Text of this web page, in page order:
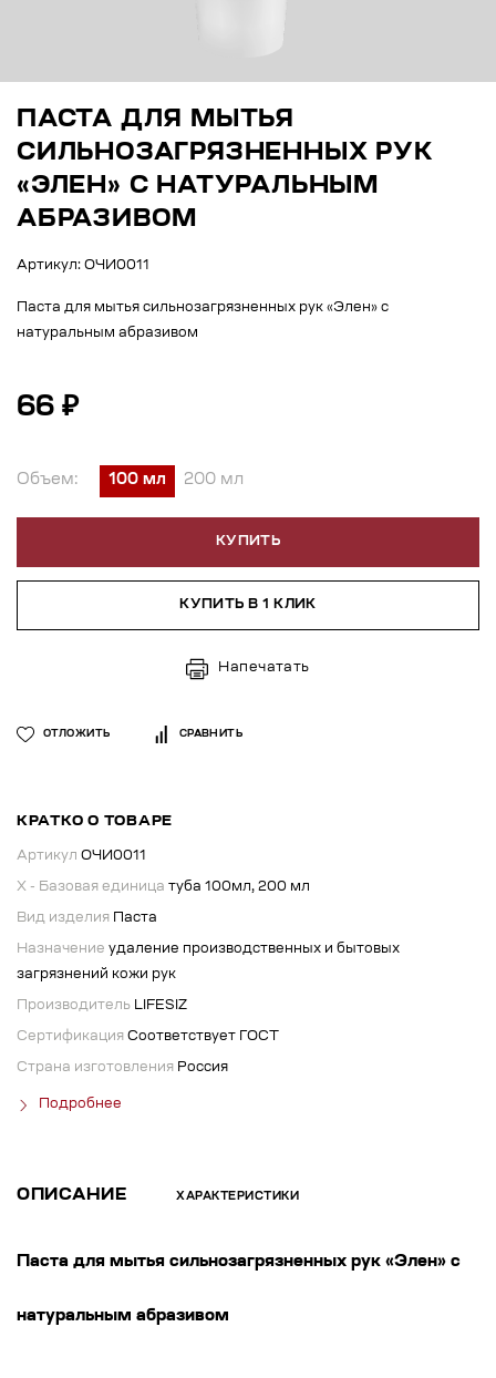
ПАСТА ДЛЯ МЫТЬЯ
СИЛЬНОЗАГРЯЗНЕННЫХ РУК
«ЭЛЕН» С НАТУРАЛЬНЫМ
АБРАЗИВОМ
Артикул: ОЧИ0011
Паста для мытья сильнозагрязненных рук «Элен» с
натуральным абразивом
66 ₽
Объем: 100 мл 200 мл
КУПИТЬ
КУПИТЬ В 1 КЛИК
Напечатать
ОТЛОЖИТЬ СРАВНИТЬ
КРАТКО О ТОВАРЕ
Артикул ОЧИ0011
X - Базовая единица туба 100мл, 200 мл
Вид изделия Паста
Назначение удаление производственных и бытовых
загрязнений кожи рук
Производитель LIFESIZ
Сертификация Соответствует ГОСТ
Страна изготовления Россия
Подробнее
ОПИСАНИЕ ХАРАКТЕРИСТИКИ
Паста для мытья сильнозагрязненных рук «Элен» с
натуральным абразивом